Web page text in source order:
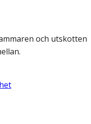
och utskotten